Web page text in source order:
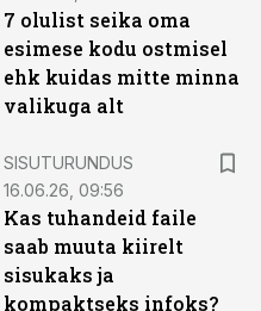
7 olulist seika oma
esimese kodu ostmisel
ehk kuidas mitte minna
valikuga alt
SISUTURUNDUS
16.06.26, 09:56
Kas tuhandeid faile
saab muuta kiirelt
sisukaks ja
kompaktseks infoks?